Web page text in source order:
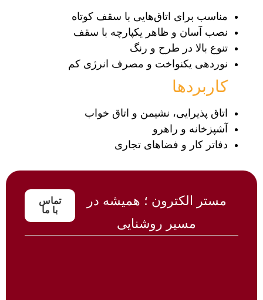
مناسب برای اتاق‌هایی با سقف کوتاه
نصب آسان و ظاهر یکپارچه با سقف
تنوع بالا در طرح و رنگ
نوردهی یکنواخت و مصرف انرژی کم
کاربردها
اتاق پذیرایی، نشیمن و اتاق خواب
آشپزخانه و راهرو
دفاتر کار و فضاهای تجاری
مستر الکترون ؛ همیشه در
مسیر روشنایی
تماس
با ما